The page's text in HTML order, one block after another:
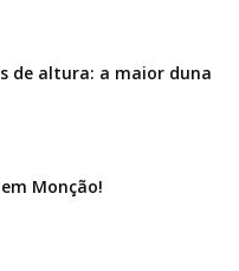
de altura: a maior duna
Monção!